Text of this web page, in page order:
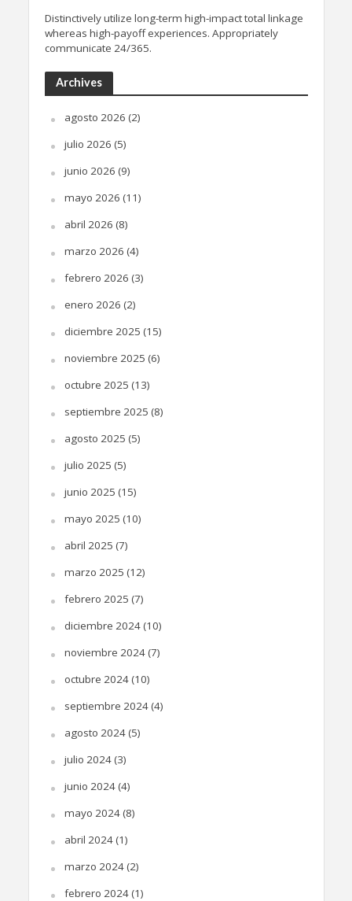
Distinctively utilize long-term high-impact total linkage
whereas high-payoff experiences. Appropriately
communicate 24/365.
Archives
agosto 2026 (2)
julio 2026 (5)
junio 2026 (9)
mayo 2026 (11)
abril 2026 (8)
marzo 2026 (4)
febrero 2026 (3)
enero 2026 (2)
diciembre 2025 (15)
noviembre 2025 (6)
octubre 2025 (13)
septiembre 2025 (8)
agosto 2025 (5)
julio 2025 (5)
junio 2025 (15)
mayo 2025 (10)
abril 2025 (7)
marzo 2025 (12)
febrero 2025 (7)
diciembre 2024(10)
noviembre 2024(7)
octubre 2024(10)
septiembre 2024(4)
agosto 2024(5)
julio 2024(3)
junio 2024(4)
mayo 2024(8)
abril 2024(1)
marzo 2024(2)
febrero 2024(1)